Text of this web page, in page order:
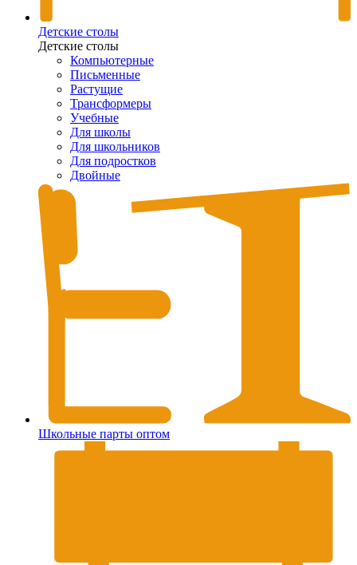
Детские столы
Детские столы
Компьютерные
Письменные
Растущие
Трансформеры
Учебные
Для школы
Для школьников
Для подростков
Двойные
Школьные парты оптом